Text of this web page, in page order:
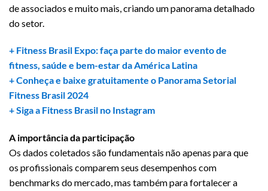
de associados e muito mais, criando um panorama detalhado
do setor.
+ Fitness Brasil Expo: faça parte do maior evento de
fitness, saúde e bem-estar da América Latina
+ Conheça e baixe gratuitamente o Panorama Setorial
Fitness Brasil 2024
+ Siga a Fitness Brasil no Instagram
A importância da participação
Os dados coletados são fundamentais não apenas para que
os profissionais comparem seus desempenhos com
benchmarks do mercado, mas também para fortalecer a